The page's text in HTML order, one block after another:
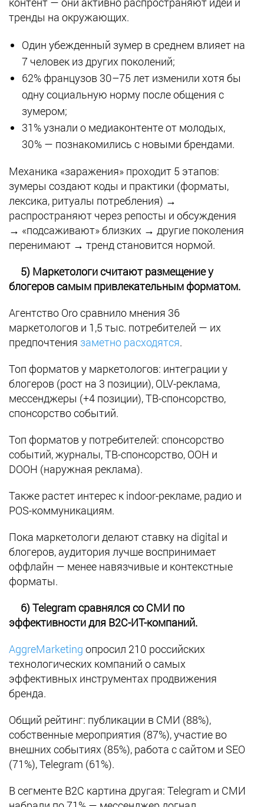
тренды на окружающих.
Один убежденный зумер в среднем влияет на
7 человек из других поколений;
62% французов 30–75 лет изменили хотя бы
одну социальную норму после общения с
зумером;
31% узнали о медиаконтенте от молодых,
30% — познакомились с новыми брендами.
Механика «заражения» проходит 5 этапов:
зумеры создают коды и практики (форматы,
лексика, ритуалы потребления) →
распространяют через репосты и обсуждения
→ «подсаживают» близких → другие поколения
перенимают → тренд становится нормой.
5) Маркетологи считают размещение у
блогеров самым привлекательным форматом.
Агентство Oro сравнило мнения 36
маркетологов и 1,5 тыс. потребителей — их
предпочтения заметно расходятся.
Топ форматов у маркетологов: интеграции у
блогеров (рост на 3 позиции), OLV-реклама,
мессенджеры (+4 позиции), ТВ-спонсорство,
спонсорство событий.
Топ форматов у потребителей: спонсорство
событий, журналы, ТВ-спонсорство, OOH и
DOOH (наружная реклама).
Также растет интерес к indoor-рекламе, радио и
POS-коммуникациям.
Пока маркетологи делают ставку на digital и
блогеров, аудитория лучше воспринимает
оффлайн — менее навязчивые и контекстные
форматы.
6) Telegram сравнялся со СМИ по
эффективности для B2C-ИТ-компаний.
AggreMarketing опросил 210 российских
технологических компаний о самых
эффективных инструментах продвижения
бренда.
Общий рейтинг: публикации в СМИ (88%),
собственные мероприятия (87%), участие во
внешних событиях (85%), работа с сайтом и SEO
(71%), Telegram (61%).
В сегменте B2C картина другая: Telegram и СМИ